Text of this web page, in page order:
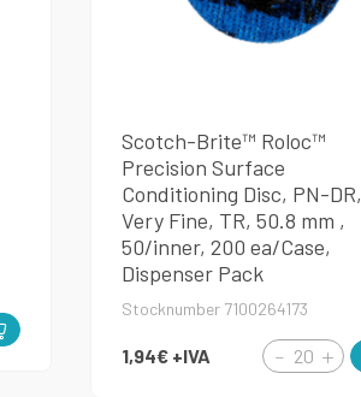
Scotch-Brite™ Roloc™
Precision Surface
Conditioning Disc, PN-DR,
Very Fine, TR, 50.8 mm ,
50/inner, 200 ea/Case,
Dispenser Pack
Stocknumber 7100264173
1,94€ +IVA